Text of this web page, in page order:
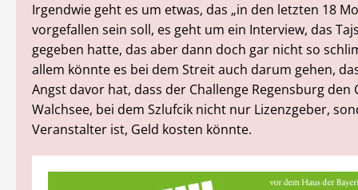
Irgendwie geht es um etwas, das „in den letzten 18
vorgefallen sein soll, es geht um ein Interview, das
gegeben hatte, das aber dann doch gar nicht so
allem könnte es bei dem Streit auch darum gehen,
Angst davor hat, dass der Challenge Regensburg den
Walchsee, bei dem Szlufcik nicht nur Lizenzgeber,
Veranstalter ist, Geld kosten könnte.